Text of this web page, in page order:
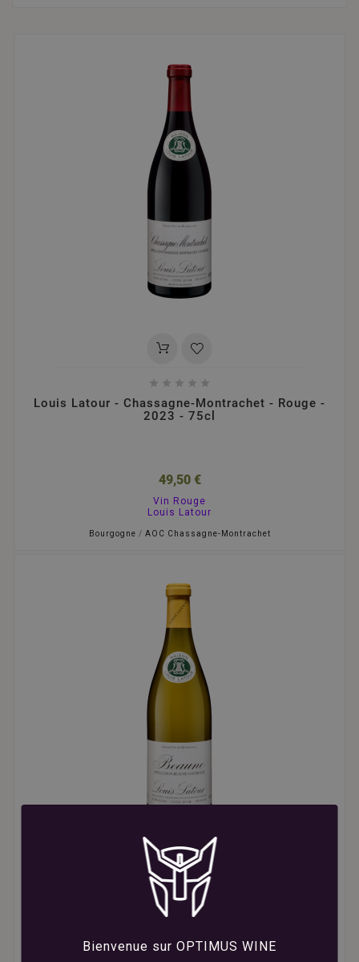
Bienvenue sur OPTIMUS WINE
    
Louis Latour - Chassagne-Montrachet - Rouge -
2023 - 75cl
49,50 €
Vin Rouge
Louis Latour
Bourgogne / AOC Chassagne-Montrachet
  